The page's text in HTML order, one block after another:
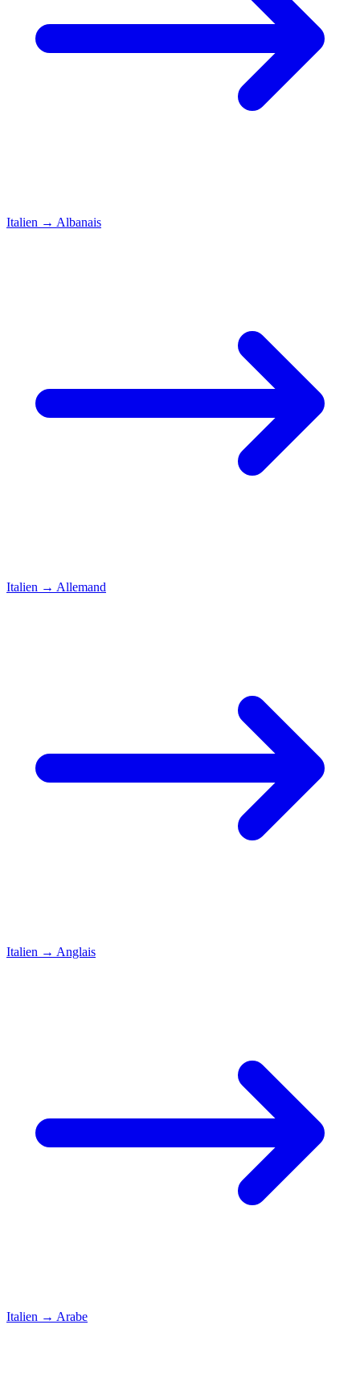
Italien → Albanais
Italien → Allemand
Italien → Anglais
Italien → Arabe